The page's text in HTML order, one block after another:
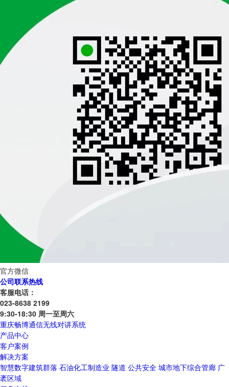
官方微信
公司联系热线
客服电话：
023-8638 2199
9:30-18:30 周一至周六
重庆畅博通信无线对讲系统
产品中心
客户案例
解决方案
智慧数字建筑群落 石油化工制造业 隧道 公共安全 城市地下综合管廊 广
袤区域